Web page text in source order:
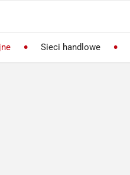
Sieci handlowe